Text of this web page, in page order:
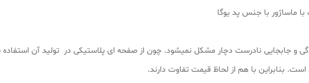
ماساژور با جنس پد یوگا
و جابجایی نادرست دچار مشکل نمیشود. چون از صفحه ای پلاستیکی در تولید آن
بنابراین با هم از لحاظ قیمت تفاوت دارند.